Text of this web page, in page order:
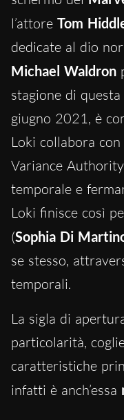
l’attore Tom
dedicate al dio
Michael Waldron
stagione di
giugno 2021, è
Loki collabora con
Variance
temporale e
Loki finisce così
(Sophia Di
se stesso,
temporali.
La sigla di
particolarità,
caratteristiche
infatti è anch’essa